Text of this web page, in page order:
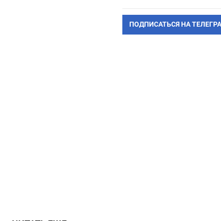
ПОДПИСАТЬСЯ НА